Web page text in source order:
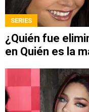
SERIES
¿Quién fue
en Quién es la